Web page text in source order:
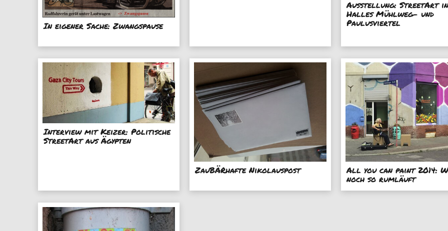
In eigener Sache: Zwangspause
Ausstellung: StreetArt
Halles Mühlweg- und
Paulusviertel
Interview mit Keizer: Politische
StreetArt aus Ägypten
ZauBÄRhafte Nikolauspost All you can paint 2014:
noch so rumläuft